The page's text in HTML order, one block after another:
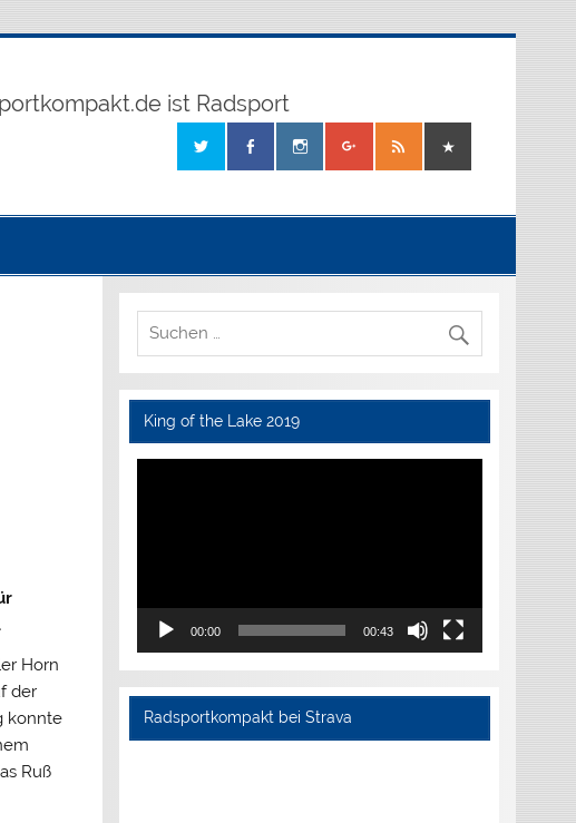
ist Radsport
Horn
der
konnte
Ruß
King of the Lake 2019
Video-
00:00 00:43
Radsportkompakt bei Strava